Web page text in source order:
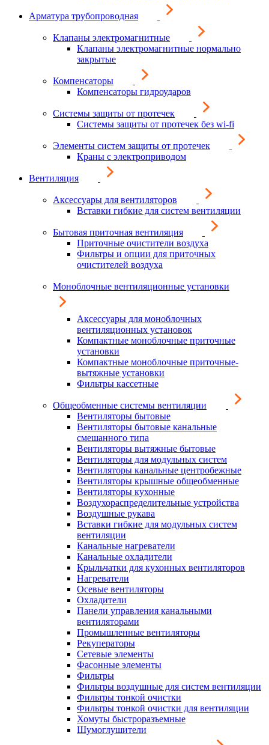
Арматура трубопроводная
Клапаны электромагнитные
Клапаны электромагнитные нормально
закрытые
Компенсаторы
Компенсаторы гидроударов
Системы защиты от протечек
Системы защиты от протечек без wi-fi
Элементы систем защиты от протечек
Краны с электроприводом
Вентиляция
Аксессуары для вентиляторов
Вставки гибкие для систем вентиляции
Бытовая приточная вентиляция
Приточные очистители воздуха
Фильтры и опции для приточных
очистителей воздуха
Моноблочные вентиляционные установки
Аксессуары для моноблочных
вентиляционных установок
Компактные моноблочные приточные
установки
Компактные моноблочные приточные-
вытяжные установки
Фильтры кассетные
Общеобменные системы вентиляции
Вентиляторы бытовые
Вентиляторы бытовые канальные
смешанного типа
Вентиляторы вытяжные бытовые
Вентиляторы для модульных систем
Вентиляторы канальные центробежные
Вентиляторы крышные общеобменные
Вентиляторы кухонные
Воздухораспределительные устройства
Воздушные рукава
Вставки гибкие для модульных систем
вентиляции
Канальные нагреватели
Канальные охладители
Крыльчатки для кухонных вентиляторов
Нагреватели
Осевые вентиляторы
Охладители
Панели управления канальными
вентиляторами
Промышленные вентиляторы
Рекуператоры
Сетевые элементы
Фасонные элементы
Фильтры
Фильтры воздушные для систем вентиляции
Фильтры тонкой очистки
Фильтры тонкой очистки для вентиляции
Хомуты быстроразъемные
Шумоглушители